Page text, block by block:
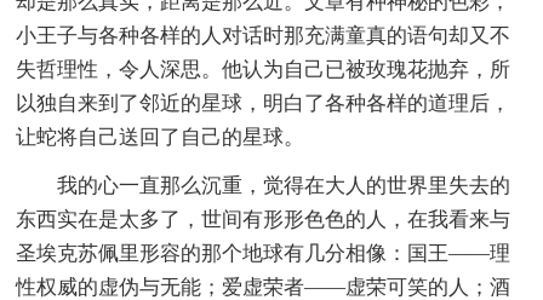
小王子与各种各样的人对话时那充满童真的语句却又不
失哲理性，令人深思。他认为自己已被玫瑰花抛弃，所
以独自来到了邻近的星球，明白了各种各样的道理后，
让蛇将自己送回了自己的星球。
我的心一直那么沉重，觉得在大人的世界里失去的
东西实在是太多了，世间有形形色色的人，在我看来与
圣埃克苏佩里形容的那个地球有几分相像：国王——理
性权威的虚伪与无能；爱虚荣者——虚荣可笑的人；酒